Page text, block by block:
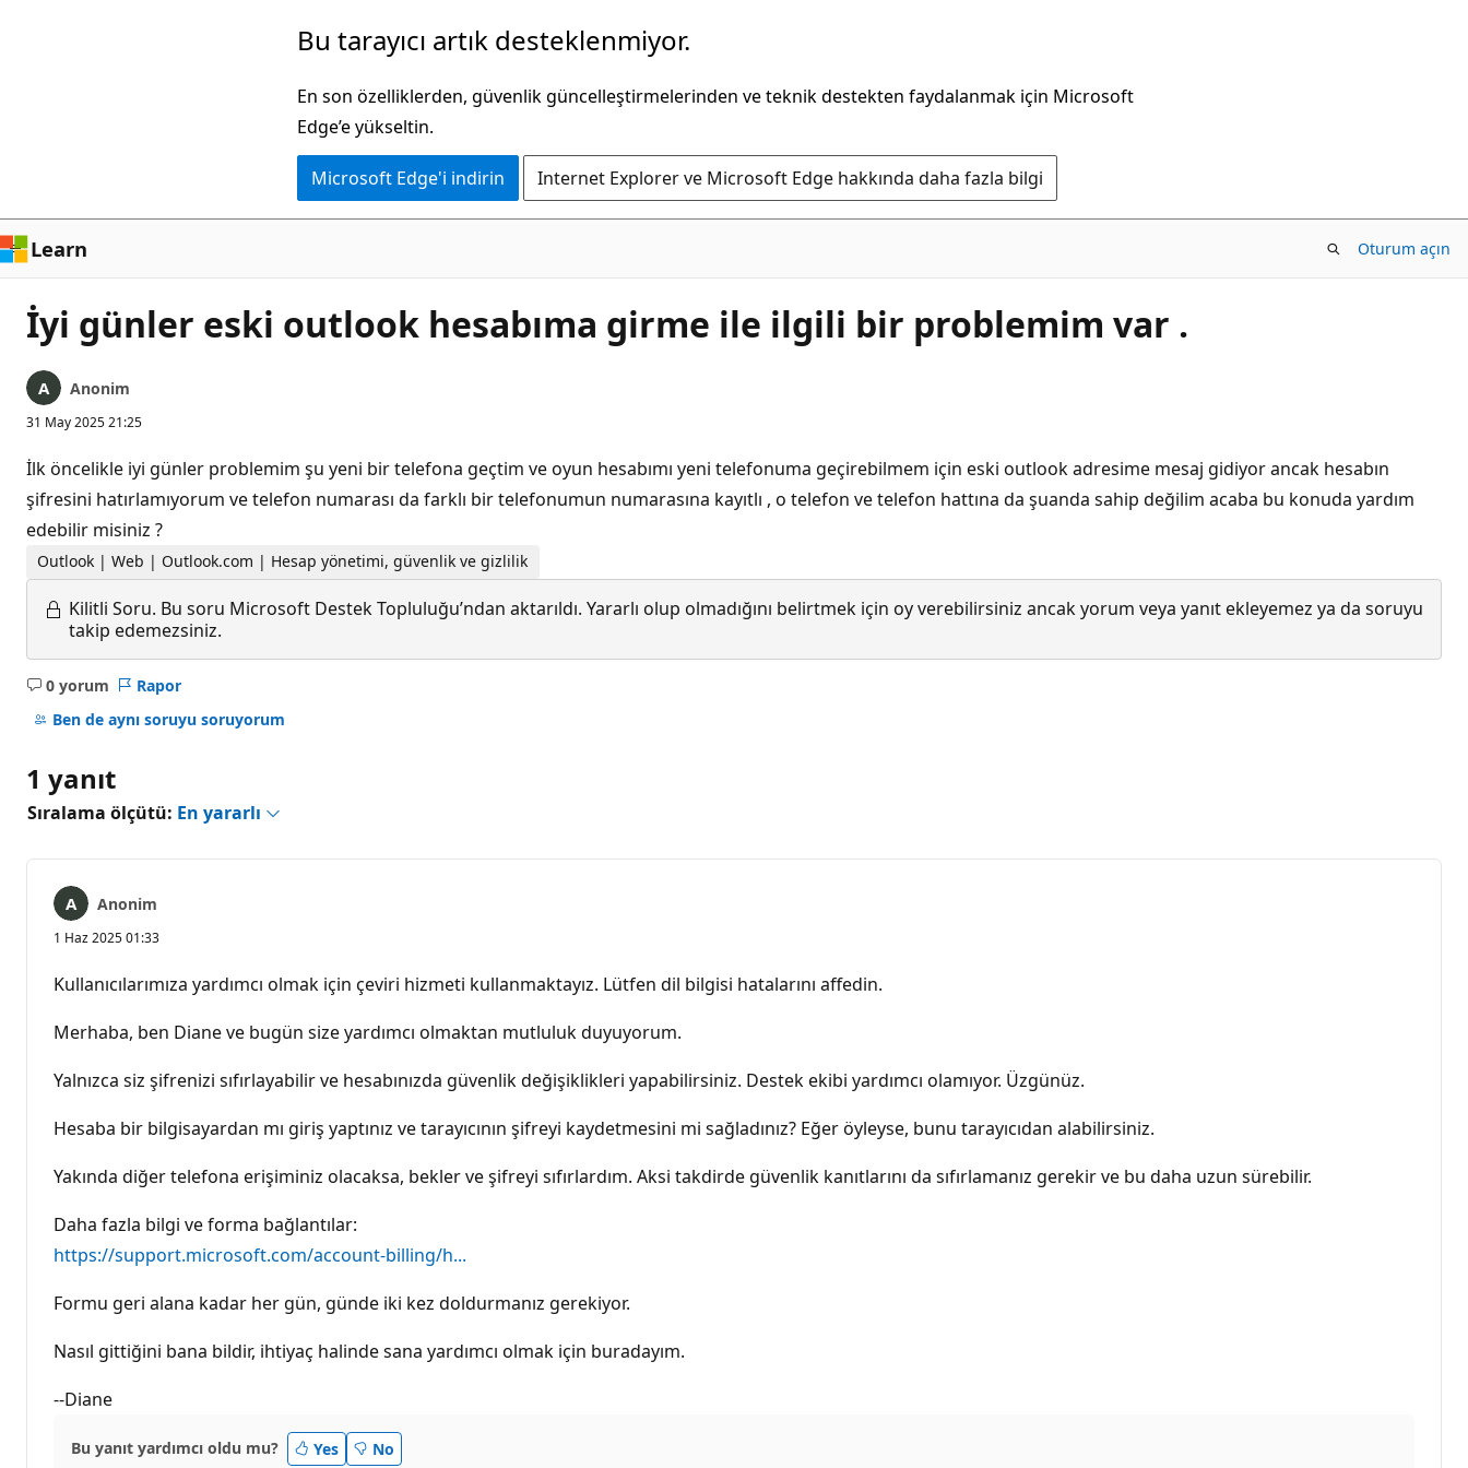
Bu tarayıcı artık desteklenmiyor.
En son özelliklerden, güvenlik güncelleştirmelerinden ve teknik destekten faydalanmak için Microsoft
Edge’e yükseltin.
Microsoft Edge'i indirin Internet Explorer ve Microsoft Edge hakkında daha fazla bilgi
Learn Oturum açın
İyi günler eski outlook hesabıma girme ile ilgili bir problemim var .
Anonim
31 May 2025 21:25
İlk öncelikle iyi günler problemim şu yeni bir telefona geçtim ve oyun hesabımı yeni telefonuma geçirebilmem için eski outlook adresime mesaj gidiyor ancak hesabın
şifresini hatırlamıyorum ve telefon numarası da farklı bir telefonumun numarasına kayıtlı , o telefon ve telefon hattına da şuanda sahip değilim acaba bu konuda yardım
edebilir misiniz ?
Outlook | Web | Outlook.com | Hesap yönetimi, güvenlik ve gizlilik
Kilitli Soru. Bu soru Microsoft Destek Topluluğu’ndan aktarıldı. Yararlı olup olmadığını belirtmek için oy verebilirsiniz ancak yorum veya yanıt ekleyemez ya da soruyu
takip edemezsiniz.
0 yorum
Açıklama
yok
Rapor
Ben de aynı soruyu soruyorum
1 yanıt
Sıralama ölçütü: En yararlı
Anonim
1 Haz 2025 01:33
Kullanıcılarımıza yardımcı olmak için çeviri hizmeti kullanmaktayız. Lütfen dil bilgisi hatalarını affedin.
Merhaba, ben Diane ve bugün size yardımcı olmaktan mutluluk duyuyorum.
Yalnızca siz şifrenizi sıfırlayabilir ve hesabınızda güvenlik değişiklikleri yapabilirsiniz. Destek ekibi yardımcı olamıyor. Üzgünüz.
Hesaba bir bilgisayardan mı giriş yaptınız ve tarayıcının şifreyi kaydetmesini mi sağladınız? Eğer öyleyse, bunu tarayıcıdan alabilirsiniz.
Yakında diğer telefona erişiminiz olacaksa, bekler ve şifreyi sıfırlardım. Aksi takdirde güvenlik kanıtlarını da sıfırlamanız gerekir ve bu daha uzun sürebilir.
Daha fazla bilgi ve forma bağlantılar:
https://support.microsoft.com/account-billing/h...
Formu geri alana kadar her gün, günde iki kez doldurmanız gerekiyor.
Nasıl gittiğini bana bildir, ihtiyaç halinde sana yardımcı olmak için buradayım.
--Diane
Bu yanıt yardımcı oldu mu? Yes No